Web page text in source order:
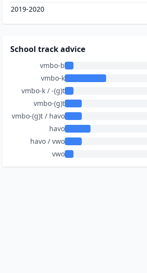
2019-2020
School track advice
vmbo-b
vmbo-k
vmbo-k / -(g)t
vmbo-(g)t
vmbo-(g)t / havo
havo
havo / vwo
vwo